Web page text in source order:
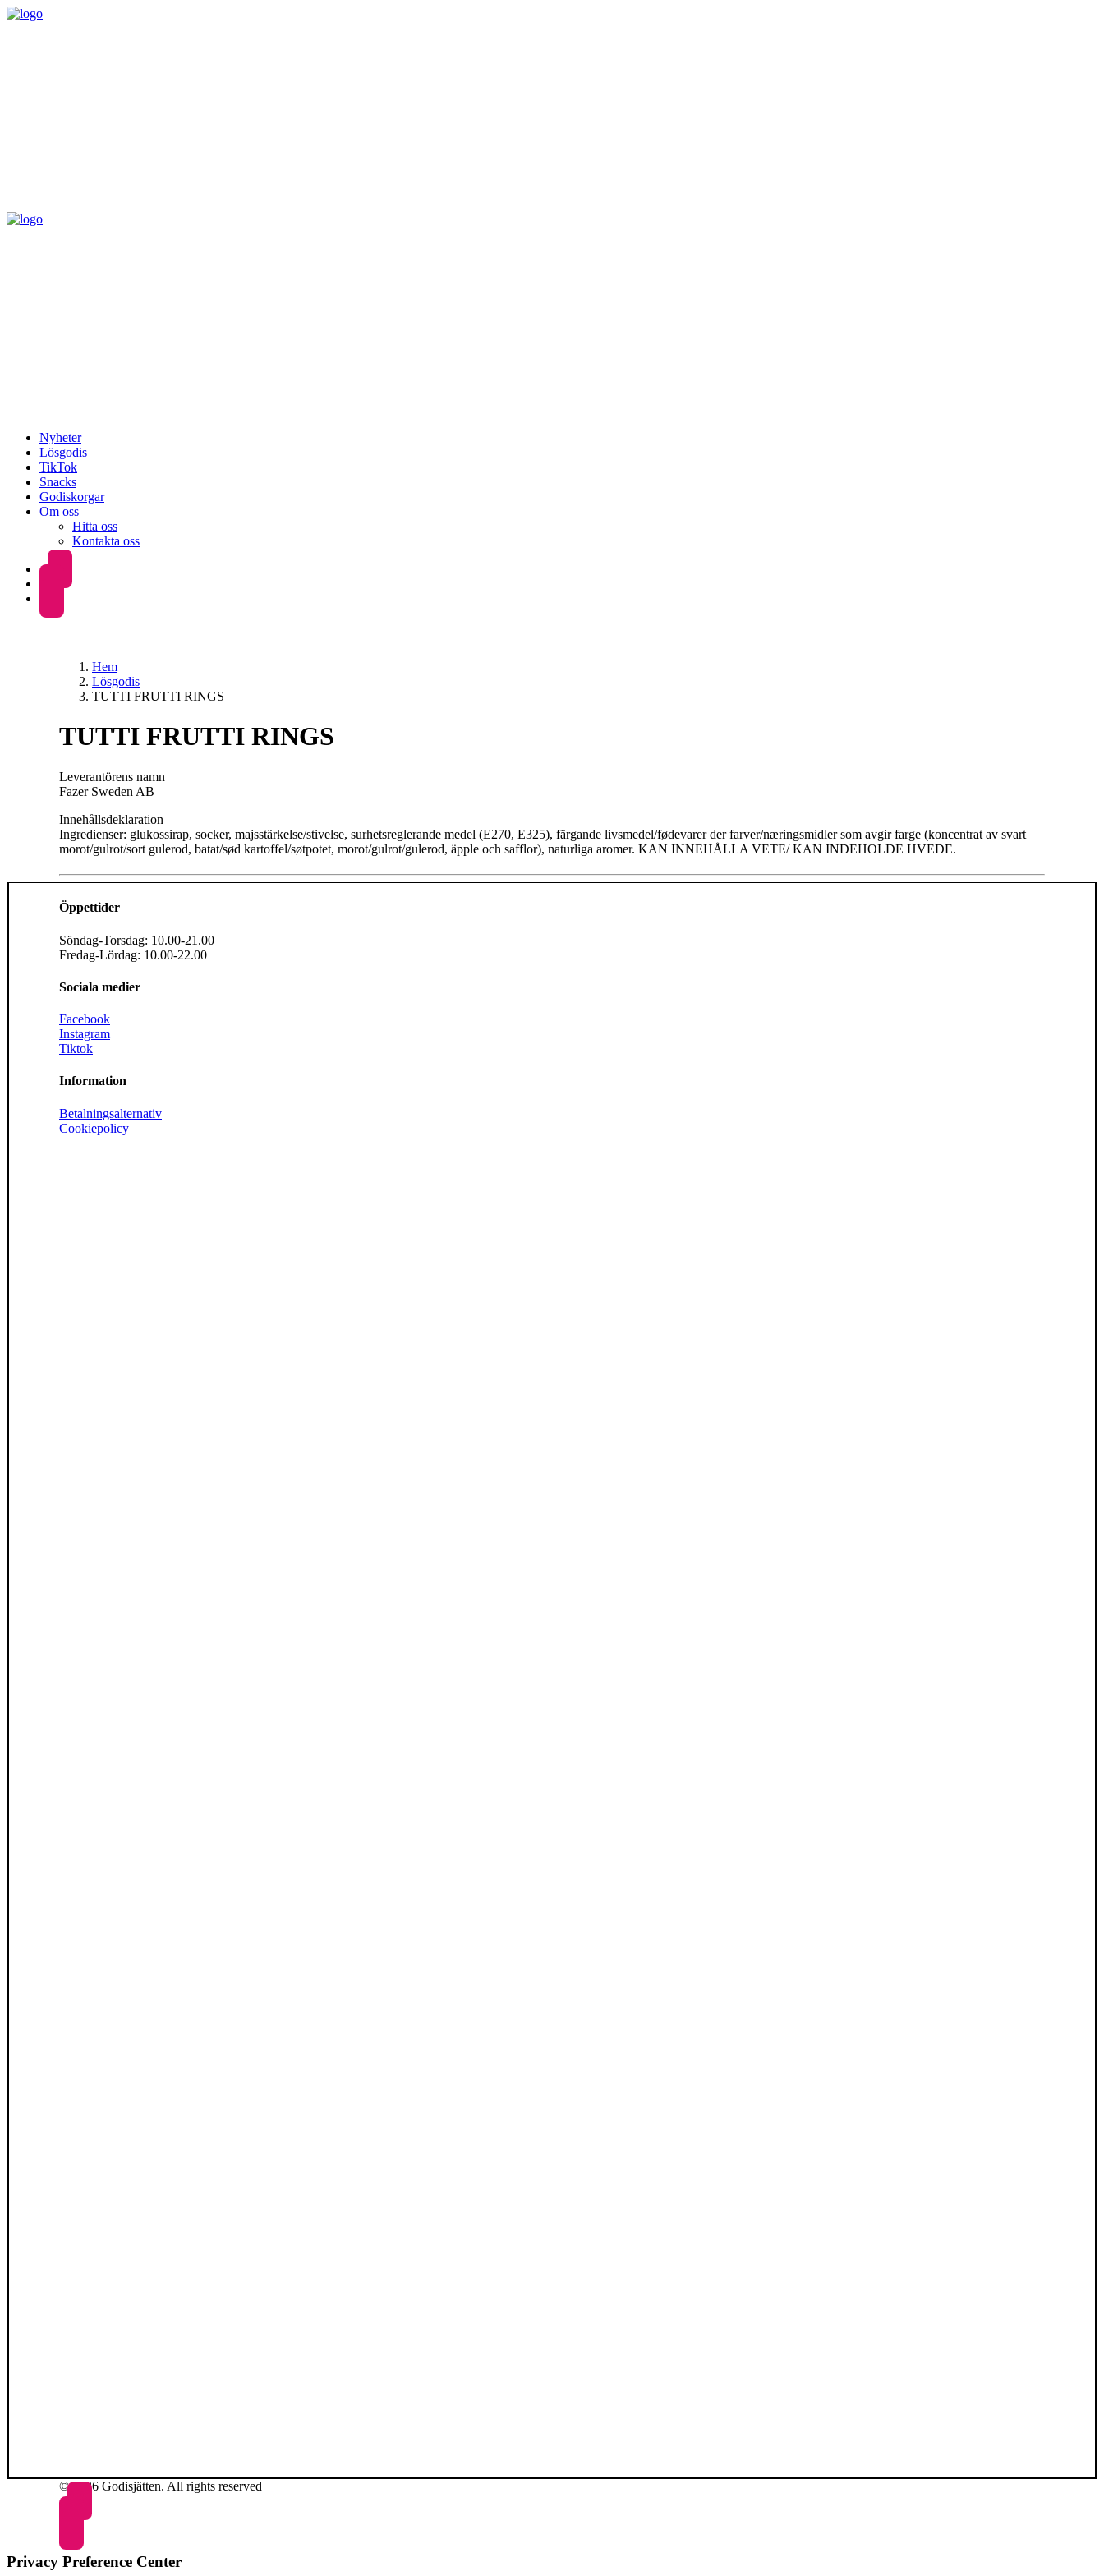
Nyheter
Lösgodis
TikTok
Snacks
Godiskorgar
Om oss
Hitta oss
Kontakta oss
Hem
Lösgodis
TUTTI FRUTTI RINGS
TUTTI FRUTTI RINGS
Leverantörens namn
Fazer Sweden AB
Innehållsdeklaration
Ingredienser: glukossirap, socker, majsstärkelse/stivelse, surhetsreglerande medel (E270, E325), färgande livsmedel/fødevarer der farver/næringsmidler som avgir farge (koncentrat av svart
morot/gulrot/sort gulerod, batat/sød kartoffel/søtpotet, morot/gulrot/gulerod, äpple och safflor), naturliga aromer. KAN INNEHÅLLA VETE/ KAN INDEHOLDE HVEDE.
Öppettider
Söndag-Torsdag: 10.00-21.00
Fredag-Lördag: 10.00-22.00
Sociala medier
Facebook
Instagram
Tiktok
Information
Betalningsalternativ
Cookiepolicy
© 2026 Godisjätten. All rights reserved
Privacy Preference Center